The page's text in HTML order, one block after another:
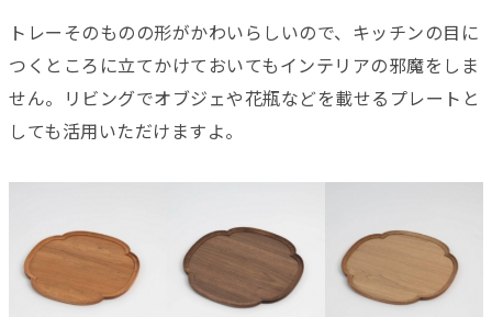
トレーそのものの形がかわいらしいので、キッチンの目に
つくところに立てかけておいてもインテリアの邪魔をしま
せん。リビングでオブジェや花瓶などを載せるプレートと
しても活用いただけますよ。